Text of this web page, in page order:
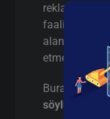
reklam
faaliyet
alanlarda 2
etmektedir:
Burada
söylüyorum